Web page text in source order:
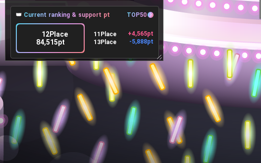
👑 Current ranking & support pt TOP50
12Place
84,515pt
11Place
+4,565pt
13Place
-5,888pt
Target Lv, Support pt, Benefits
90,000pt
5,485pt more to achieve
イベント期間中にルームフォロワー数を何
人増やしたいか、目標を発表しよう！
Contributing user TOP100